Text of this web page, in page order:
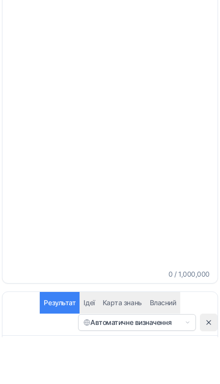
0 / 1,000,000
Результат Ідеї Карта знань Власний
Автоматичне визначення